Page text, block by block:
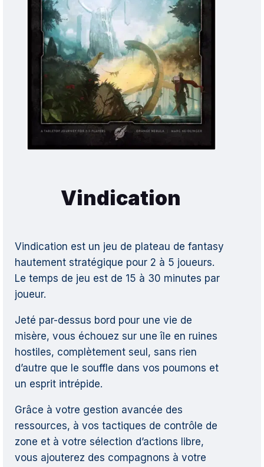
Vindication
Vindication est un jeu de plateau de fantasy
hautement stratégique pour 2 à 5 joueurs.
Le temps de jeu est de 15 à 30 minutes par
joueur.
Jeté par-dessus bord pour une vie de
misère, vous échouez sur une île en ruines
hostiles, complètement seul, sans rien
d’autre que le souffle dans vos poumons et
un esprit intrépide.
Grâce à votre gestion avancée des
ressources, à vos tactiques de contrôle de
zone et à votre sélection d’actions libre,
vous ajouterez des compagnons à votre